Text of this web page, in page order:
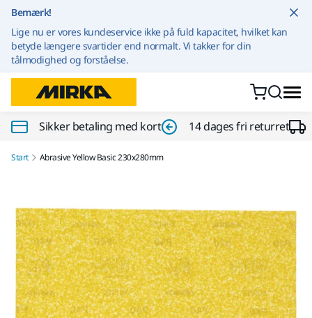
Bemærk!
Lige nu er vores kundeservice ikke på fuld kapacitet, hvilket kan
betyde længere svartider end normalt. Vi takker for din
tålmodighed og forståelse.
Sikker betaling med kort 14 dages fri returret
Start Abrasive Yellow Basic 230x280mm